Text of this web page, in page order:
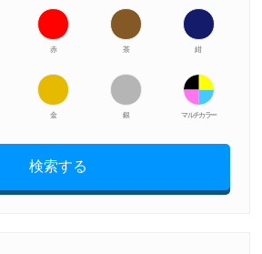
赤 茶 紺
金 銀 マルチカラー
検索する